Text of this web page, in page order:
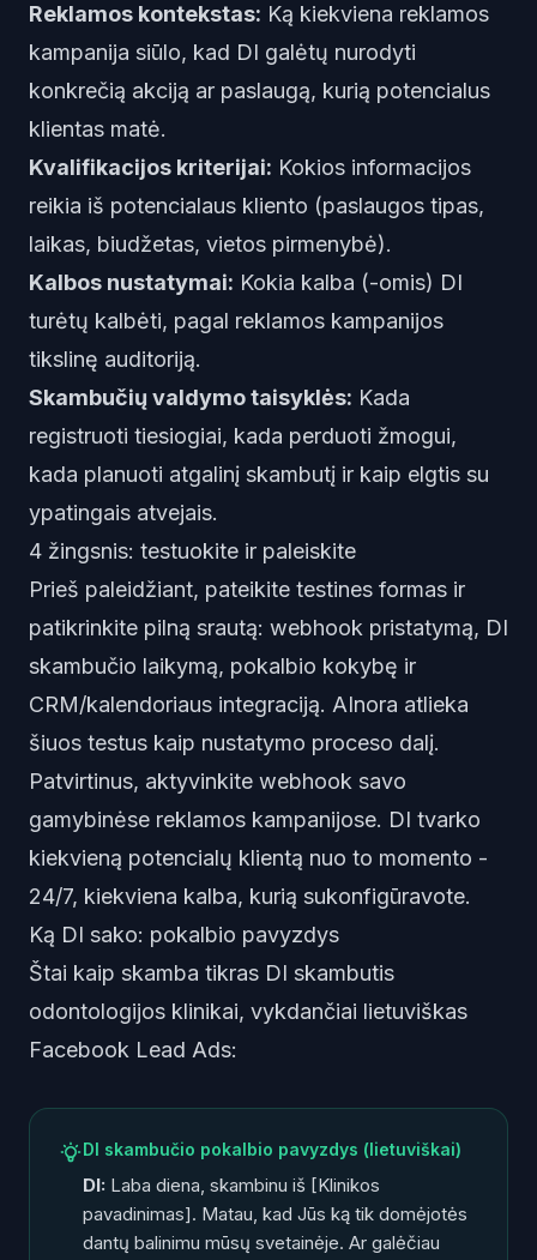
Reklamos kontekstas: Ką kiekviena reklamos
kampanija siūlo, kad DI galėtų nurodyti
konkrečią akciją ar paslaugą, kurią potencialus
klientas matė.
Kvalifikacijos kriterijai: Kokios informacijos
reikia iš potencialaus kliento (paslaugos tipas,
laikas, biudžetas, vietos pirmenybė).
Kalbos nustatymai: Kokia kalba (-omis) DI
turėtų kalbėti, pagal reklamos kampanijos
tikslinę auditoriją.
Skambučių valdymo taisyklės: Kada
registruoti tiesiogiai, kada perduoti žmogui,
kada planuoti atgalinį skambutį ir kaip elgtis su
ypatingais atvejais.
4 žingsnis: testuokite ir paleiskite
Prieš paleidžiant, pateikite testines formas ir
patikrinkite pilną srautą: webhook pristatymą, DI
skambučio laikymą, pokalbio kokybę ir
CRM/kalendoriaus integraciją. AInora atlieka
šiuos testus kaip nustatymo proceso dalį.
Patvirtinus, aktyvinkite webhook savo
gamybinėse reklamos kampanijose. DI tvarko
kiekvieną potencialų klientą nuo to momento -
24/7, kiekviena kalba, kurią sukonfigūravote.
Ką DI sako: pokalbio pavyzdys
Štai kaip skamba tikras DI skambutis
odontologijos klinikai, vykdančiai lietuviškas
Facebook Lead Ads:
DI skambučio pokalbio pavyzdys (lietuviškai)
DI: Laba diena, skambinu iš [Klinikos
pavadinimas]. Matau, kad Jūs ką tik domėjotės
dantų balinimu mūsų svetainėje. Ar galėčiau